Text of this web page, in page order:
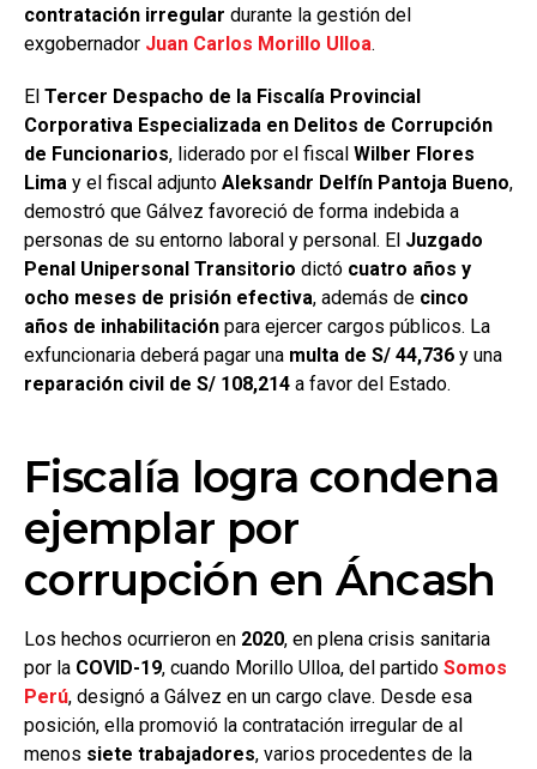
contratación irregular durante la gestión del
exgobernador Juan Carlos Morillo Ulloa.
El Tercer Despacho de la Fiscalía Provincial
Corporativa Especializada en Delitos de Corrupción
de Funcionarios, liderado por el fiscal Wilber Flores
Lima y el fiscal adjunto Aleksandr Delfín Pantoja Bueno,
demostró que Gálvez favoreció de forma indebida a
personas de su entorno laboral y personal. El Juzgado
Penal Unipersonal Transitorio dictó cuatro años y
ocho meses de prisión efectiva, además de cinco
años de inhabilitación para ejercer cargos públicos. La
exfuncionaria deberá pagar una multa de S/ 44,736 y una
reparación civil de S/ 108,214 a favor del Estado.
Fiscalía logra condena
ejemplar por
corrupción en Áncash
Los hechos ocurrieron en 2020, en plena crisis sanitaria
por la COVID-19, cuando Morillo Ulloa, del partido Somos
Perú, designó a Gálvez en un cargo clave. Desde esa
posición, ella promovió la contratación irregular de al
menos siete trabajadores, varios procedentes de la